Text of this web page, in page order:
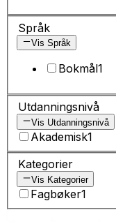
Språk
Vis Språk
Bokmål1
Utdanningsnivå
Vis Utdanningsnivå
Akademisk1
Kategorier
Vis Kategorier
Fagbøker1